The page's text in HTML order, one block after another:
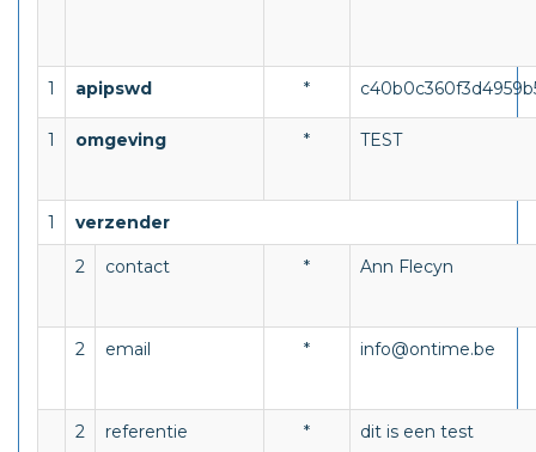
1 apipswd *
1 omgeving * TEST
1 verzender
2 contact * Ann Flecyn
2 email * info@ontime.be
2 referentie * dit is een test